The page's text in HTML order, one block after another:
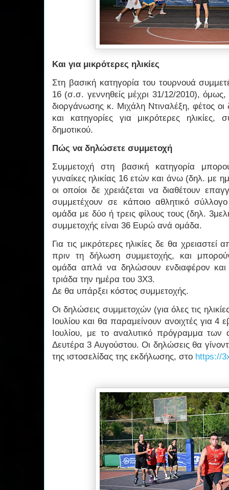
Και για μικρότερες ηλικίες
Στη βασική κατηγορία του τουρνουά
16 (σ.σ. γεννηθείς μέχρι 31/12/2010),
διοργάνωσης κ. Μιχάλη Ντιναλέξη, φέτος
και κατηγορίες για μικρότερες ηλικίες,
δημοτικού.
Πώς να δηλώσετε συμμετοχή
Συμμετοχή στη βασική κατηγορία
γυναίκες ηλικίας 16 ετών και άνω (δηλ. με
οι οποίοι δε χρειάζεται να διαθέτουν
συμμετέχουν σε κάποιο αθλητικό
ομάδα με δύο ή τρεις φίλους τους (δηλ.
συμμετοχής είναι 36 Ευρώ ανά ομάδα.
Για τις μικρότερες ηλικίες δε θα
πριν τη δήλωση συμμετοχής, και
ομάδα απλά να δηλώσουν ενδιαφέρον και
τριάδα την ημέρα του 3Χ3.
Δε θα υπάρξει κόστος συμμετοχής.
Οι δηλώσεις συμμετοχών (για όλες τις
Ιουλίου και θα παραμείνουν ανοιχτές για 4
Ιουλίου, με το αναλυτικό πρόγραμμα
Δευτέρα 3 Αυγούστου. Οι δηλώσεις θα
της ιστοσελίδας της εκδήλωσης, στο https://